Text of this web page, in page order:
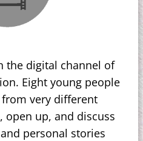
the digital channel of
Eight young people
very different
open up, and discuss
personal stories